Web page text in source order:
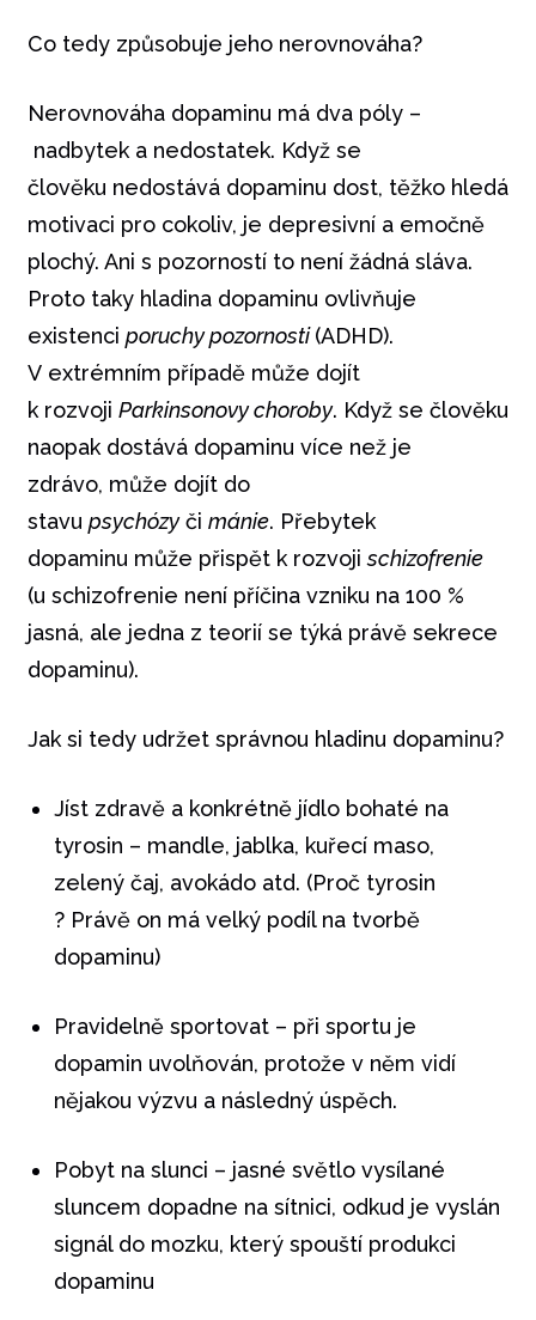
Co tedy způsobuje jeho nerovnováha?
Nerovnováha dopaminu má dva póly –
nadbytek a nedostatek. Když se
člověku nedostává dopaminu dost, těžko hledá
motivaci pro cokoliv, je depresivní a emočně
plochý. Ani s pozorností to není žádná sláva.
Proto taky hladina dopaminu ovlivňuje
existenci poruchy pozornosti(ADHD).
V extrémním případě může dojít
k rozvoji Parkinsonovy choroby. Když se člověku
naopak dostává dopaminu více než je
zdrávo, může dojít do
stavu psychózyči mánie. Přebytek
dopaminu může přispět k rozvojischizofrenie
(u schizofrenie není příčina vzniku na 100 %
jasná, ale jedna z teorií se týká právě sekrece
dopaminu).
Jak si tedy udržet správnou hladinu dopaminu?
Jíst zdravě a konkrétně jídlo bohaté na
tyrosin – mandle, jablka, kuřecí maso,
zelený čaj, avokádo atd. (Proč tyrosin
? Právě on má velký podíl na tvorbě
dopaminu)
Pravidelně sportovat – při sportu je
dopamin uvolňován, protože v něm vidí
nějakou výzvu a následný úspěch.
Pobyt na slunci – jasné světlo vysílané
sluncem dopadne na sítnici, odkud je vyslán
signál do mozku, který spouští produkci
dopaminu